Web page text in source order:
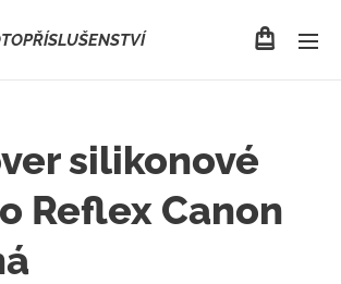
silikonové
Reflex Canon